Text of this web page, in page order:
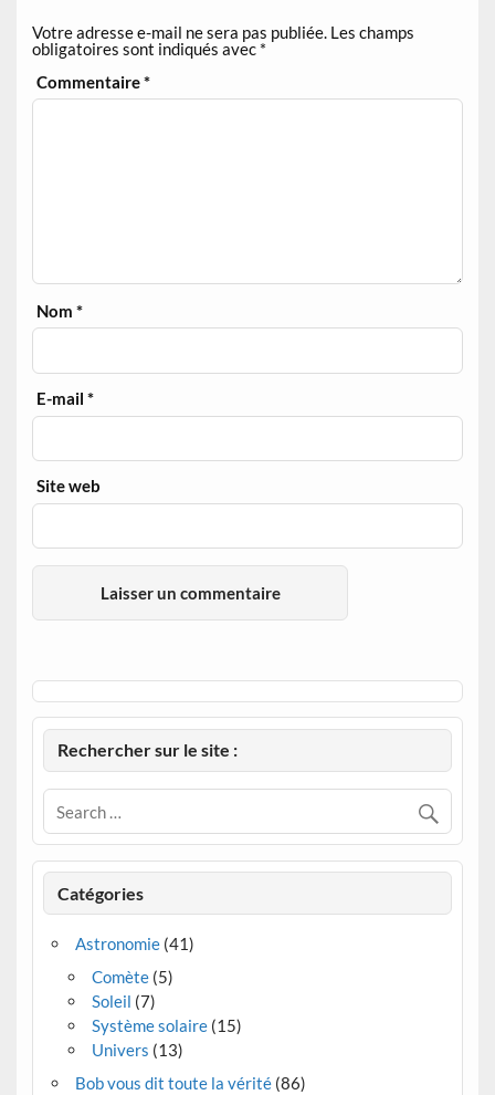
Votre adresse e-mail ne sera pas publiée. Les champs
obligatoires sont indiqués avec *
Commentaire*
Nom*
E-mail*
Site web
Rechercher sur le site :
Catégories
Astronomie(41)
Comète(5)
Soleil (7)
Système solaire(15)
Univers (13)
Bob vous dit toute la vérité(86)